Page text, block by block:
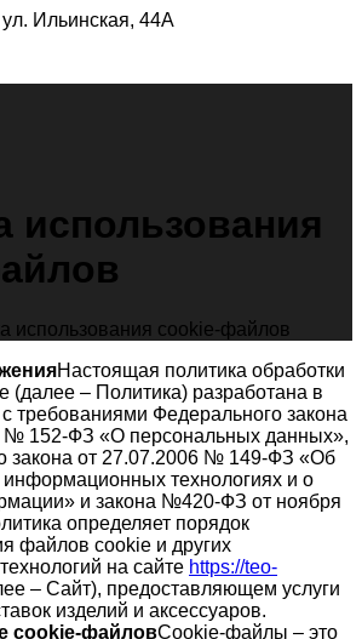
Ильинская, 44А
использования
использования cookie-файлов
Настоящая политика обработки
(далее – Политика) разработана в
с требованиями Федерального закона
№ 152-ФЗ «О персональных данных»,
закона от 27.07.2006 № 149-ФЗ «Об
технологиях и о
и закона №420-ФЗ от ноября
определяет порядок
файлов cookie и других
на сайте https://teo-
– Сайт), предоставляющем услуги
изделий и аксессуаров.
cookie-файловCookie-файлы – это